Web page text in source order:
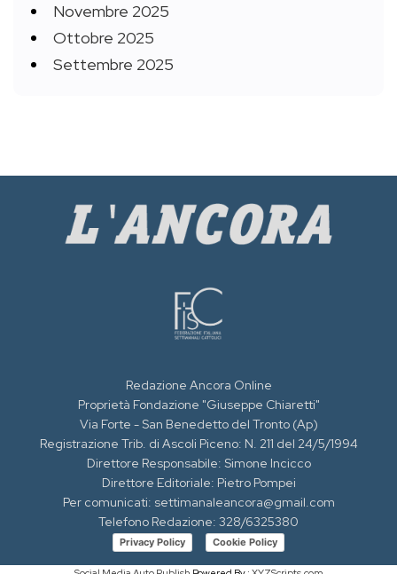
Novembre 2025
Ottobre 2025
Settembre 2025
Redazione Ancora Online
Proprietà Fondazione "Giuseppe Chiaretti"
Via Forte - San Benedetto del Tronto (Ap)
Registrazione Trib. di Ascoli Piceno: N. 211 del 24/5/1994
Direttore Responsabile: Simone Incicco
Direttore Editoriale: Pietro Pompei
Per comunicati: settimanaleancora@gmail.com
Telefono Redazione: 328/6325380
Privacy Policy Cookie Policy